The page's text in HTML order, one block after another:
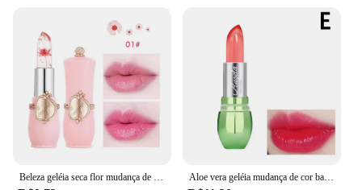
Beleza geléia seca flor mudança de cor batom transparente flor temperatura mudando batom antiaderente copo batom Aloe vera geléia mudança de cor batom hidratante vera não desbota geléia à prova dwaterproof água mudando cor rosa bálsamo aloe lábio faz